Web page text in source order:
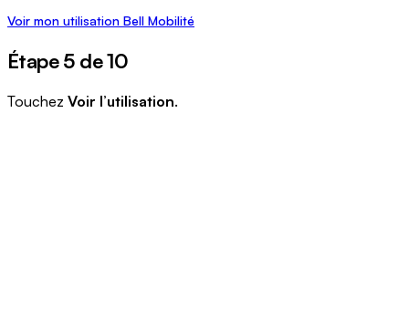
Voir mon utilisation Bell Mobilité
Étape 5 de 10
Touchez Voir l’utilisation.